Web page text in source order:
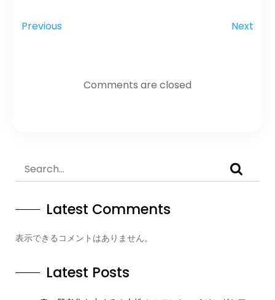
Previous Next
Comments are closed
Latest Comments
表示できるコメントはありません。
Latest Posts